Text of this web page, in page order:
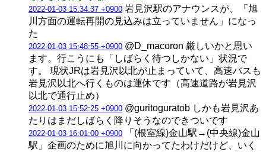
2022-01-03 15:34:37 +0900 岩見沢駅のアナウンスが、「旭
川方面の運転再開の見込みは立っていません」になっ
た
2022-01-03 15:48:55 +0900 @D_macoron 厳しいかと思い
ます。行こうにも「しばらく待つしかない」状況で
す。 現状JRは岩見沢以北が止まっていて、高速バスも
岩見沢以北へ行くものは運休です（高速道路が岩見沢
以北で通行止め）
2022-01-03 15:52:25 +0900 @guritoguratob しかも岩見沢あ
たりはまだしばらく降りそうなのできついです
2022-01-03 16:01:00 +0900 「(根室線)金山駅→(中央線)金山
駅」企画のために旭川に向かってたわけだけど、いく